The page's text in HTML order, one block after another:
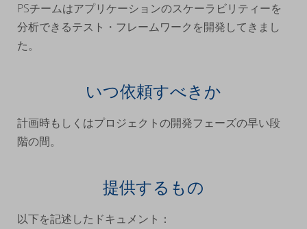
PSチームはアプリケーションのスケーラビリティーを
分析できるテスト・フレームワークを開発してきまし
た。
いつ依頼すべきか
計画時もしくはプロジェクトの開発フェーズの早い段
階の間。
提供するもの
以下を記述したドキュメント：